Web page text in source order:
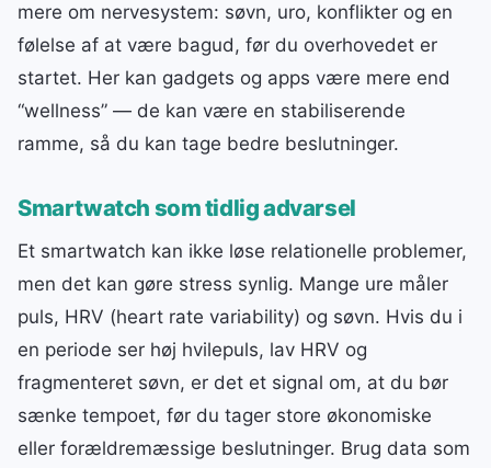
mere om nervesystem: søvn, uro, konflikter og en
følelse af at være bagud, før du overhovedet er
startet. Her kan gadgets og apps være mere end
“wellness” — de kan være en stabiliserende
ramme, så du kan tage bedre beslutninger.
Smartwatch som tidlig advarsel
Et smartwatch kan ikke løse relationelle problemer,
men det kan gøre stress synlig. Mange ure måler
puls, HRV (heart rate variability) og søvn. Hvis du i
en periode ser høj hvilepuls, lav HRV og
fragmenteret søvn, er det et signal om, at du bør
sænke tempoet, før du tager store økonomiske
eller forældremæssige beslutninger. Brug data som